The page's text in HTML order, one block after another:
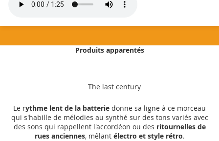
Ajouter au panier
Produits apparentés
The last century
Le rythme lent de la batterie donne sa ligne à ce morceau
qui s'habille de mélodies au synthé sur des tons variés avec
des sons qui rappellent l'accordéon ou des ritournelles de
rues anciennes, mêlant électro et style rétro.